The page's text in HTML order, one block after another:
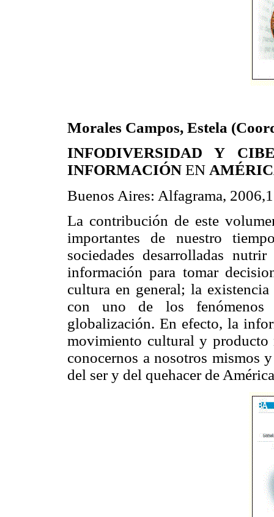
Morales Campos, Estela
INFODIVERSIDAD Y
INFORMACIÓN EN
Buenos Aires: Alfagrama,
La contribución de este
importantes de nuestro
sociedades desarrolladas
información para tomar
cultura en general; la
con uno de los fenómenos
globalización. En efecto, la
movimiento cultural y
conocernos a nosotros mismos
del ser y del quehacer de